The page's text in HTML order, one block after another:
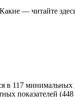
— читайте
в 117 минимальных
показателей